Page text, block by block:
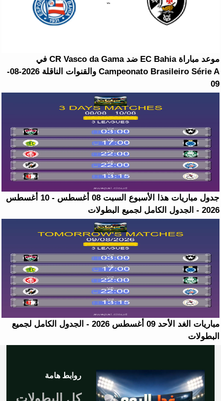
موعد مباراة EC Bahia ضد CR Vasco da Gama في
Campeonato Brasileiro Série A والقنوات الناقلة 2026-08-
09
جدول مباريات هذا الأسبوع السبت 08 أغسطس - 10 أغسطس
2026 - الجدول الكامل لجميع البطولات
مباريات الغد الأحد 09 أغسطس 2026 - الجدول الكامل لجميع
البطولات
روابط هامة
كل البطولات